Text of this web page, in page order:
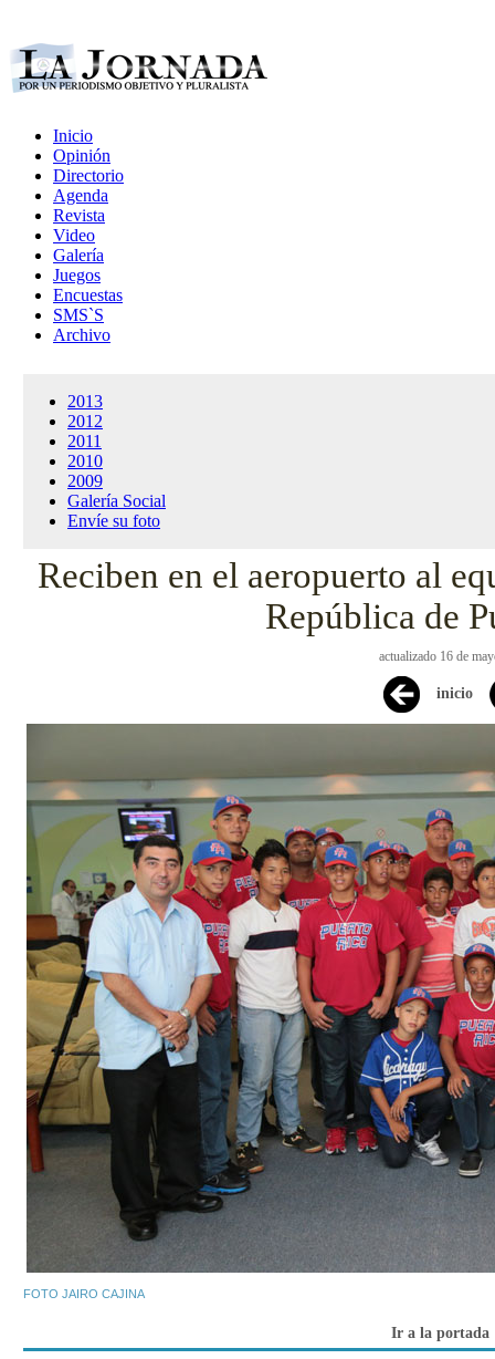
Inicio
Opinión
Directorio
Agenda
Revista
Video
Galería
Juegos
Encuestas
SMS`S
Archivo
2013
2012
2011
2010
2009
Galería Social
Envíe su foto
Reciben en el aeropuerto al
República de
actualizado 16 de
inicio
FOTO JAIRO CAJINA
Ir a la portada